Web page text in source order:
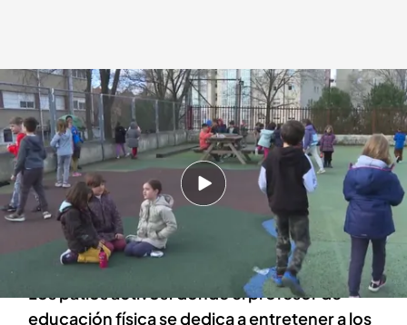
Varios niños jugando en el patio del recreo
Redacción digital Noticias Cuatro
15 FEB 2024 - 09:00h.
Los nuevos patios que se construyen buscan
satisfacer los intereses y necesidades de
todos los alumnos
Los patios activos: donde el profesor de
educación física se dedica a entretener a los